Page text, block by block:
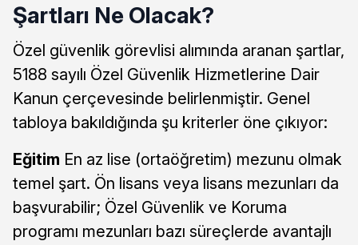
Şartları Ne Olacak?
Özel güvenlik görevlisi alımında aranan şartlar,
5188 sayılı Özel Güvenlik Hizmetlerine Dair
Kanun çerçevesinde belirlenmiştir. Genel
tabloya bakıldığında şu kriterler öne çıkıyor:
Eğitim En az lise (ortaöğretim) mezunu olmak
temel şart. Ön lisans veya lisans mezunları da
başvurabilir; Özel Güvenlik ve Koruma
programı mezunları bazı süreçlerde avantajlı